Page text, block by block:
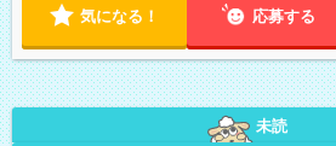
気になる！ 応募する
未読